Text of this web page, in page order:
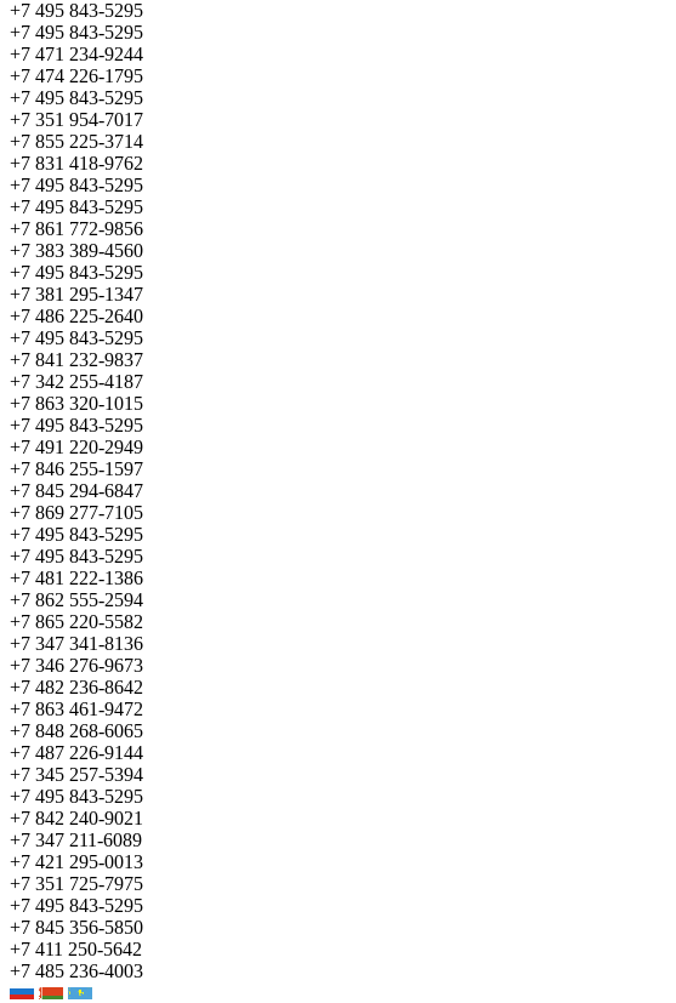
+7 495 843-5295
+7 495 843-5295
+7 471 234-9244
+7 474 226-1795
+7 495 843-5295
+7 351 954-7017
+7 855 225-3714
+7 831 418-9762
+7 495 843-5295
+7 495 843-5295
+7 861 772-9856
+7 383 389-4560
+7 495 843-5295
+7 381 295-1347
+7 486 225-2640
+7 495 843-5295
+7 841 232-9837
+7 342 255-4187
+7 863 320-1015
+7 495 843-5295
+7 491 220-2949
+7 846 255-1597
+7 845 294-6847
+7 869 277-7105
+7 495 843-5295
+7 495 843-5295
+7 481 222-1386
+7 862 555-2594
+7 865 220-5582
+7 347 341-8136
+7 346 276-9673
+7 482 236-8642
+7 863 461-9472
+7 848 268-6065
+7 487 226-9144
+7 345 257-5394
+7 495 843-5295
+7 842 240-9021
+7 347 211-6089
+7 421 295-0013
+7 351 725-7975
+7 495 843-5295
+7 845 356-5850
+7 411 250-5642
+7 485 236-4003